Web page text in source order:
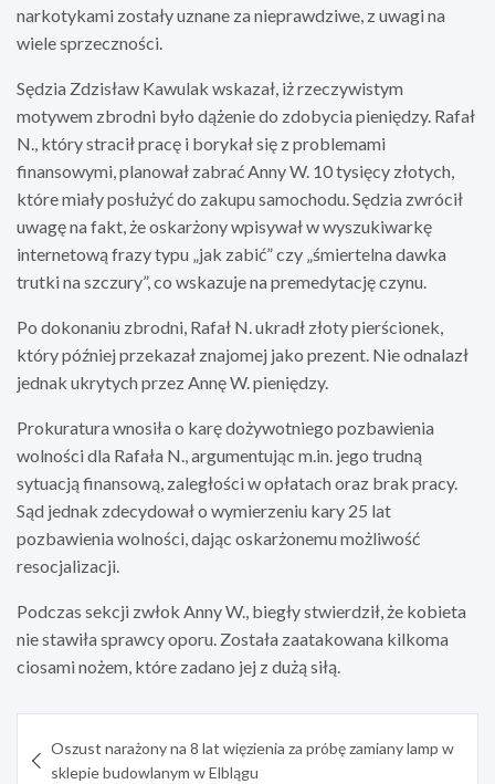
narkotykami zostały uznane za nieprawdziwe, z uwagi na
wiele sprzeczności.
Sędzia Zdzisław Kawulak wskazał, iż rzeczywistym
motywem zbrodni było dążenie do zdobycia pieniędzy. Rafał
N., który stracił pracę i borykał się z problemami
finansowymi, planował zabrać Anny W. 10 tysięcy złotych,
które miały posłużyć do zakupu samochodu. Sędzia zwrócił
uwagę na fakt, że oskarżony wpisywał w wyszukiwarkę
internetową frazy typu „jak zabić” czy „śmiertelna dawka
trutki na szczury”, co wskazuje na premedytację czynu.
Po dokonaniu zbrodni, Rafał N. ukradł złoty pierścionek,
który później przekazał znajomej jako prezent. Nie odnalazł
jednak ukrytych przez Annę W. pieniędzy.
Prokuratura wnosiła o karę dożywotniego pozbawienia
wolności dla Rafała N., argumentując m.in. jego trudną
sytuacją finansową, zaległości w opłatach oraz brak pracy.
Sąd jednak zdecydował o wymierzeniu kary 25 lat
pozbawienia wolności, dając oskarżonemu możliwość
resocjalizacji.
Podczas sekcji zwłok Anny W., biegły stwierdził, że kobieta
nie stawiła sprawcy oporu. Została zaatakowana kilkoma
ciosami nożem, które zadano jej z dużą siłą.
wpisu
Oszust narażony na 8 lat więzienia za próbę zamiany lamp w
sklepie budowlanym w Elblągu